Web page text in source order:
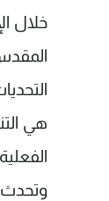
خلال
هي
وتحدث